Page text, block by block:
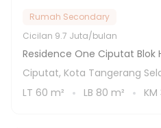
Rumah Secondary
Cicilan 9.7 Juta/bulan
Residence One Ciputat Blok
Ciputat, Kota Tangerang
LT 60 m² LB 80 m² KM